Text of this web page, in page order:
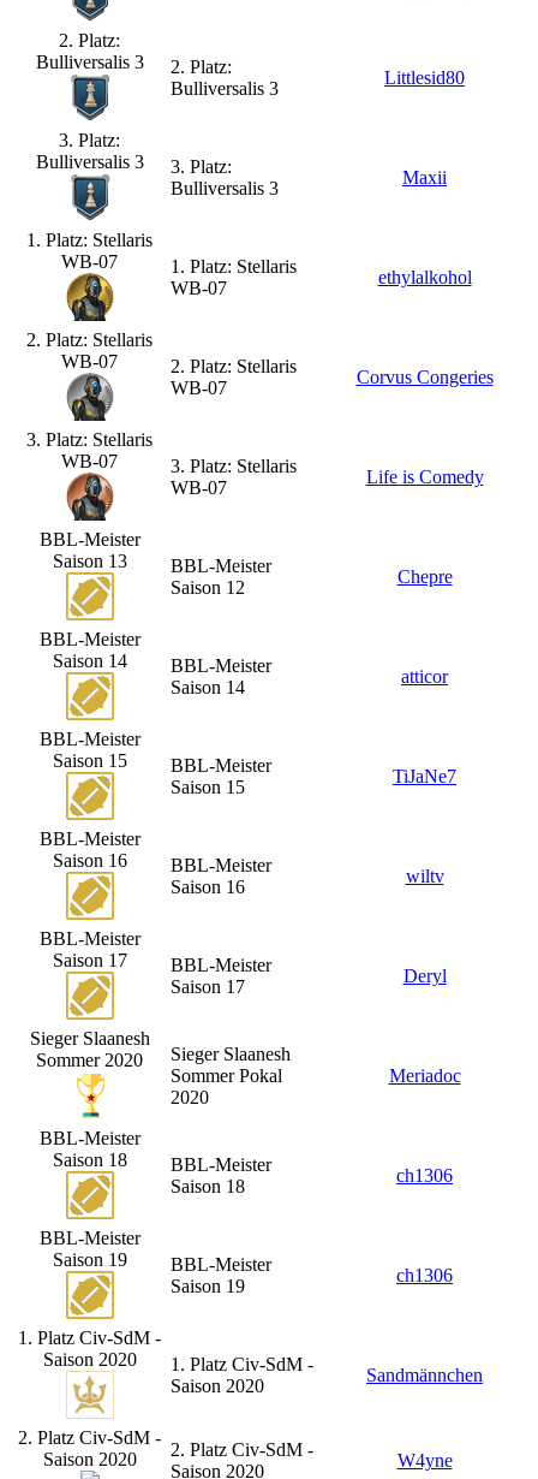
2. Platz:
Bulliversalis 3
2. Platz:
Bulliversalis 3
Littlesid80
3. Platz:
Bulliversalis 3
3. Platz:
Bulliversalis 3
Maxii
1. Platz: Stellaris
WB-07
1. Platz: Stellaris
WB-07
ethylalkohol
2. Platz: Stellaris
WB-07
2. Platz: Stellaris
WB-07
Corvus Congeries
3. Platz: Stellaris
WB-07
3. Platz: Stellaris
WB-07
Life is Comedy
BBL-Meister
Saison 13
BBL-Meister
Saison 12
Chepre
BBL-Meister
Saison 14
BBL-Meister
Saison 14
atticor
BBL-Meister
Saison 15
BBL-Meister
Saison 15
TiJaNe7
BBL-Meister
Saison 16
BBL-Meister
Saison 16
wiltv
BBL-Meister
Saison 17
BBL-Meister
Saison 17
Deryl
Sieger Slaanesh
Sommer 2020
Sieger Slaanesh
Sommer Pokal
2020
Meriadoc
BBL-Meister
Saison 18
BBL-Meister
Saison 18
ch1306
BBL-Meister
Saison 19
BBL-Meister
Saison 19
ch1306
1. Platz Civ-SdM -
Saison 2020
1. Platz Civ-SdM -
Saison 2020
Sandmännchen
2. Platz Civ-SdM -
Saison 2020
2. Platz Civ-SdM -
Saison 2020
W4yne